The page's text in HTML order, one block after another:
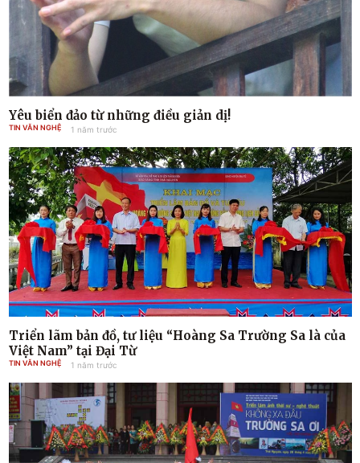
Yêu biển đảo từ những điều giản dị!
TIN VĂN NGHỆ 1 năm trước
Triển lãm bản đồ, tư liệu “Hoàng Sa Trường Sa là của
Việt Nam” tại Đại Từ
TIN VĂN NGHỆ 1 năm trước